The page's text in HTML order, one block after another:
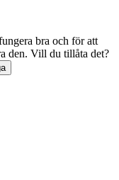
bra och för att
den. Vill du tillåta det?